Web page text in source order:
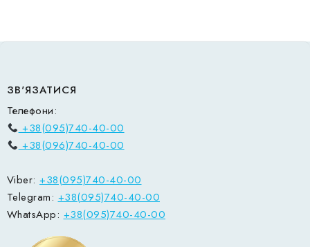
ЗВ'ЯЗАТИСЯ
Телефони:
+38(095)740-40-00
+38(096)740-40-00
Viber: +38(095)740-40-00
Telegram:+38(095)740-40-00
WhatsApp:+38(095)740-40-00